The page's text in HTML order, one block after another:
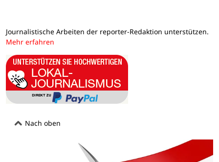
Journalistische Arbeiten der reporter-Redaktion unterstützen.
Mehr erfahren
Nach oben